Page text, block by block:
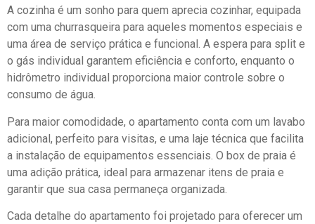
A cozinha é um sonho para quem aprecia cozinhar, equipada
com uma churrasqueira para aqueles momentos especiais e
uma área de serviço prática e funcional. A espera para split e
o gás individual garantem eficiência e conforto, enquanto o
hidrômetro individual proporciona maior controle sobre o
consumo de água.
Para maior comodidade, o apartamento conta com um lavabo
adicional, perfeito para visitas, e uma laje técnica que facilita
a instalação de equipamentos essenciais. O box de praia é
uma adição prática, ideal para armazenar itens de praia e
garantir que sua casa permaneça organizada.
Cada detalhe do apartamento foi projetado para oferecer um